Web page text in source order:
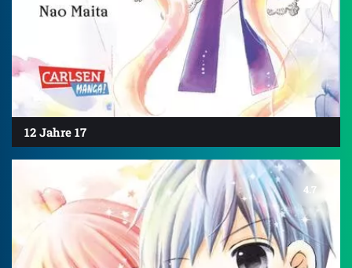
12 Jahre 17
4.7